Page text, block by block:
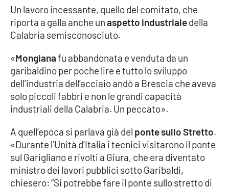
PROGETTI
SPECIALI
LA
CALABRIAVISIONE
Destinazioni
Eventi
Food
Un lavoro incessante, quello del comitato, che
riporta a galla anche unaspetto industrialedella
Calabria semisconosciuto.
«Mongianafu abbandonata e venduta da un
garibaldino per poche lire e tutto lo sviluppo
dell’industria dell’acciaio andò a Brescia che aveva
solo piccoli fabbri e non le grandi capacità
industriali della Calabria. Un peccato».
A quell’epoca si parlava già del ponte sullo Stretto.
«Durante l’Unità d’Italia i tecnici visitarono il ponte
sul Garigliano e rivolti a Giura, che era diventato
ministro dei lavori pubblici sotto Garibaldi,
chiesero: “Si potrebbe fare il ponte sullo stretto di